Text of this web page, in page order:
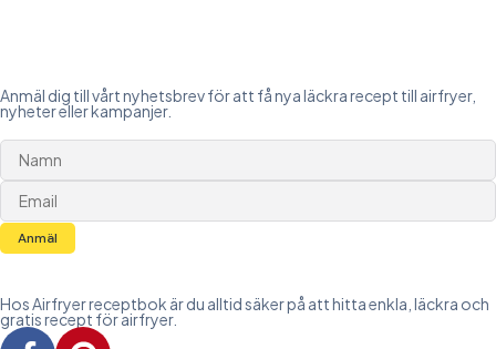
Anmäl dig till vårt nyhetsbrev för att få nya läckra recept till airfryer,
nyheter eller kampanjer.
Anmäl
Hos Airfryer receptbok är du alltid säker på att hitta enkla, läckra och
gratis recept för airfryer.